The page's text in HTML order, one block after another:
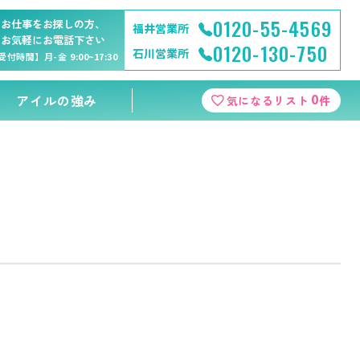
お仕事をお探しの方、
お気軽にお電話下さい
付時間】月-金 9:00~17:30
福井営業所 0120-55-4569
石川営業所 0120-130-750
アイルの強み 気になるリスト 0件